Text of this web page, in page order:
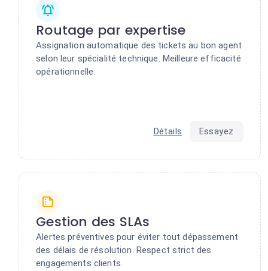
Routage par expertise
Assignation automatique des tickets au bon agent
selon leur spécialité technique. Meilleure efficacité
opérationnelle.
Détails Essayez
Gestion des SLAs
Alertes préventives pour éviter tout dépassement
des délais de résolution. Respect strict des
engagements clients.